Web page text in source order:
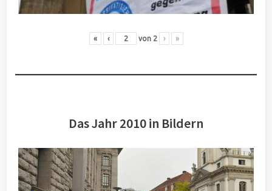
« ‹ von 2 › »
Das Jahr 2010 in Bildern